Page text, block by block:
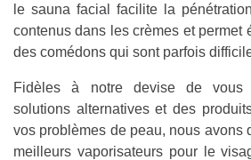
le sauna facial facilite la
contenus dans les crèmes et permet
des comédons qui sont parfois
Fidèles à notre devise de vous
solutions alternatives et des
vos problèmes de peau, nous avons
meilleurs vaporisateurs pour le